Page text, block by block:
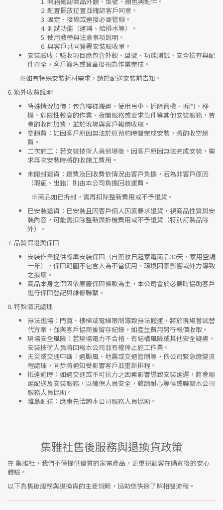
配置擺放位置並確認客戶同意。
固定、接線或連接必要管線。
測試功能（運轉、給排水等）。
使用教學與注意事項說明。
與客戶共同簽署安裝驗收單。
安裝驗收 ：驗收項目應包含外觀、型號、功能測試、安全檢查與配
件齊全，客戶簽名或簽章後視為作業完成。
※如有特殊安裝耗材需求，請於配送安裝前告知。
6. 額外收費說明
特殊情況加價 ：包含樓梯搬運、使用吊車、拆除舊機、拆門、移
機、危險性較高的作業、夜間服務或要求急件等其他安裝服務，皆
會酌收附加費，並於現場與客戶報價收取。
空趟費 ：如因客戶原因無法於原預約時間完成安裝，將酌收空趟
費。
二次施工 ：若安裝技術人員到場後，因客戶原因無法完成安裝，需
求再次安裝時將酌收施工費用。
未開封退貨 ：運費及回收費依情況由客戶負擔，若為非客戶原因
（瑕疵、出錯）則由本公司負擔回收運費。
※商品如已拆封，需再扣除整新費用或不予退貨。
已安裝退貨 ：已安裝且因客戶個人因素要求退貨，視商品性質與安
裝內容，可能需扣除整新與拆機費用或不予退貨（特別訂製品除
外）。
7. 品質保證與保固
安裝作業提供標準安裝保固（自簽收日起家電商品30天、家用空調
一年），保固範圍不包含人為不當使用、環境因素影響或外力導致
之損壞。
商品本身之保固依原廠保固條款為主，本公司會於必要時協助客戶
進行保固登記與維修聯繫。
8. 特殊情況處理
無法進場 ：門寬、樓梯或電梯限制導致無法搬運，將於現場嘗試替
代方案，並與客戶協商後留存紀錄，如產生費用另行報價收取。
現場安全風險 ： 若現場電力不合格、有結構風險或其他安全疑慮，
安裝技術人員將回報本公司並有權停止施工作業。
天災或交通中斷 ：遇颱風、地震或交通管制等，依公司緊急應變流
程處理，同步將通知受影響客戶並重新排程。
抵達逾時 ：如遇交通或不可抗力之因素影響導致安裝延遲，將會順
延配送及安裝服務，以確保人員安全，敬請耐心等候或聯繫本公司
服務人員協助。
離島配送 ：應事先洽詢本公司服務人員協助。
集雅社售後服務與退換貨政策
在集雅社 ，我們不僅提供優質的家電產品，更重視顧客在購買後的安心
體驗。
以下為售後服務與退換貨的主要規範，協助您快速了解相關流程。